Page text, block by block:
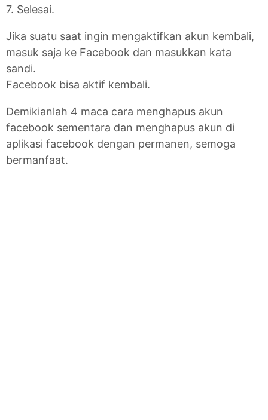
7. Selesai.
Jika suatu saat ingin mengaktifkan akun kembali,
masuk saja ke Facebook dan masukkan kata
sandi.
Facebook bisa aktif kembali.
Demikianlah 4 maca cara menghapus akun
facebook sementara dan menghapus akun di
aplikasi facebook dengan permanen, semoga
bermanfaat.